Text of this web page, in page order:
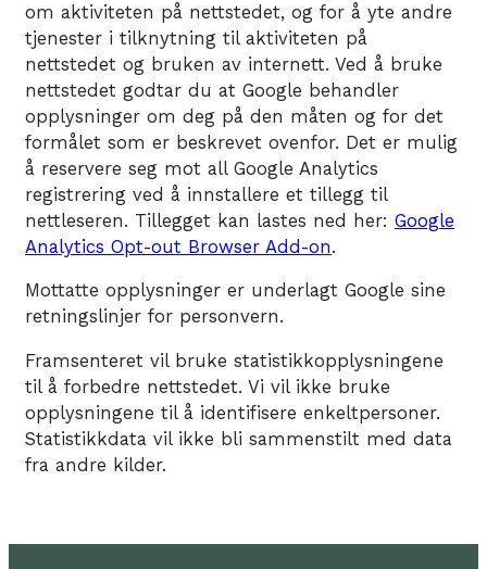
om aktiviteten på nettstedet, og for å yte andre
tjenester i tilknytning til aktiviteten på
nettstedet og bruken av internett. Ved å bruke
nettstedet godtar du at Google behandler
opplysninger om deg på den måten og for det
formålet som er beskrevet ovenfor. Det er mulig
å reservere seg mot all Google Analytics
registrering ved å innstallere et tillegg til
nettleseren. Tillegget kan lastes ned her: Google
Analytics Opt-out Browser Add-on.
Mottatte opplysninger er underlagt Google sine
retningslinjer for personvern.
Framsenteret vil bruke statistikkopplysningene
til å forbedre nettstedet. Vi vil ikke bruke
opplysningene til å identifisere enkeltpersoner.
Statistikkdata vil ikke bli sammenstilt med data
fra andre kilder.